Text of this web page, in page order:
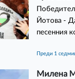
Йотова -
песенния
преди 1
Милена